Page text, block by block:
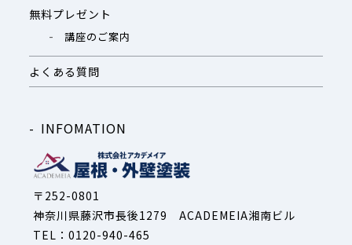
無料プレゼント
講座のご案内
よくある質問
INFOMATION
〒252-0801
神奈川県藤沢市長後1279 ACADEMEIA湘南ビル
TEL：0120-940-465